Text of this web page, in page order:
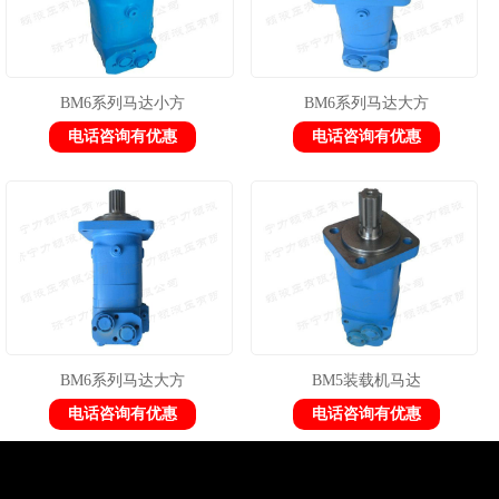
BM6系列马达小方
电话咨询有优惠
BM6系列马达大方
电话咨询有优惠
BM6系列马达大方
电话咨询有优惠
BM5装载机马达
电话咨询有优惠